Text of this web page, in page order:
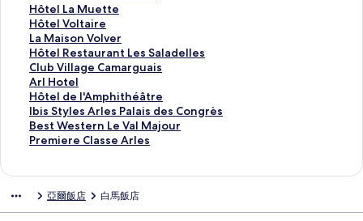
O
A
n
g
e
s
的
連
結
l
i
e
r
的
連
結
a
C
h
a
p
e
l
l
e
的
t
e
l
&
S
p
a
A
r
l
M
G
e
s
C
e
n
t
r
e
A
r
的
o
p
l
e
的
連
結
e
l
L
e
R
o
d
i
n
的
t
e
s
M
a
i
s
o
n
s
m
e
m
的
連
結
u
D
E
M
A
R
I
E
的
連
l
A
r
l
e
s
P
l
a
z
結
e
l
R
e
s
t
a
u
r
a
A
r
i
a
d
D
i
r
e
c
t
s
o
w
e
l
l
H
Ô
T
E
L
O
l
Hôtel La Muette
H
ô
t
e
l
L
a
M
u
e
的
連
Hôtel Voltaire
H
ô
t
e
l
V
o
l
t
的
La Maison Volver
L
a
M
a
i
s
o
n
e
Hôtel Restaurant Les Saladelles
H
ô
t
e
l
R
e
r
Club Village Camarguais
C
l
u
b
V
i
e
Arl Hotel
A
r
l
H
o
的
連
Hôtel de l'Amphithéâtre
H
ô
t
e
'
Ibis Styles Arles Palais des Congrès
I
b
i
l
Best Western Le Val Majour
B
e
s
Premiere Classe Arles
P
e
亞爾飯店 白馬飯店